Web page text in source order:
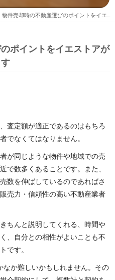
物件売却時の不動産選びのポイントをイエストアがご説明させていただきます
ポイントをイエストアが
査定額が適正であるのはもちろ
でなくてはなりません。
が同じような物件や地域での売
で数多くあることです。また、
数を伸ばしているのであればさ
売力・信頼性の高い不動産業者
ちんと説明してくれる、時間や
、自分との相性がよいことも不
です。
なか難しいかもしれません。その